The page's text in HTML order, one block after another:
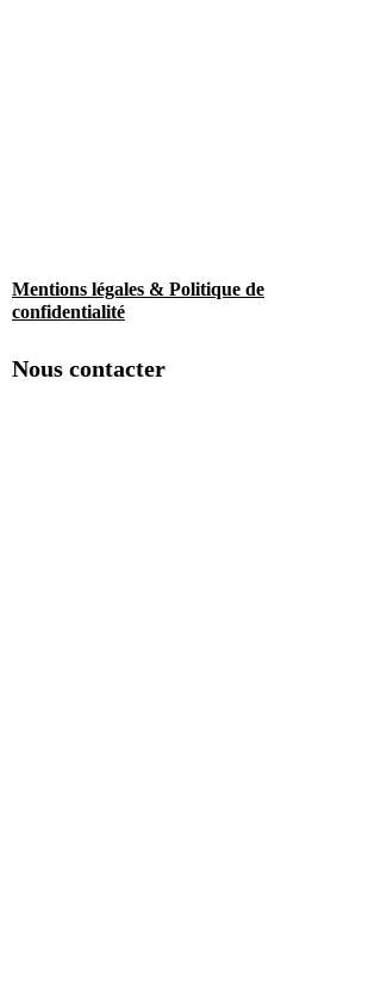
Mentions légales & Politique de
confidentialité
Nous contacter